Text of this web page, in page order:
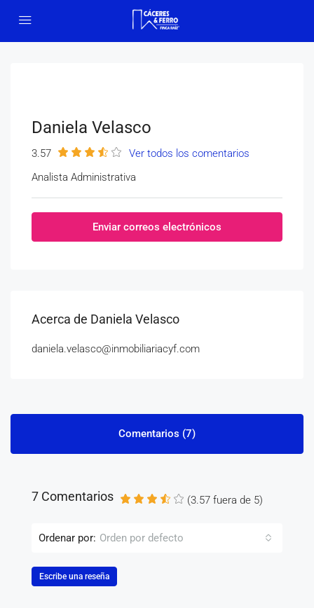
Daniela Velasco
3.57
Ver todos los comentarios
Analista Administrativa
Enviar correos electrónicos
Acerca de Daniela Velasco
daniela.velasco@inmobiliariacyf.com
Comentarios (7)
7 Comentarios (3.57 fuera de 5)
Ordenar por: Orden por defecto
Escribe una reseña